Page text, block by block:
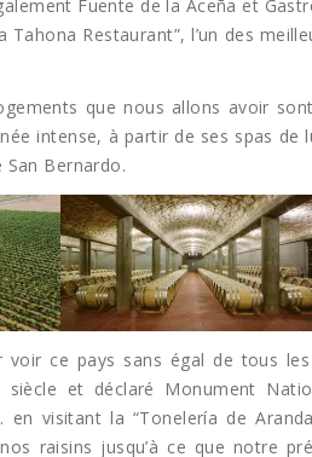
Fuente de la Aceña et
Restaurant”, l’un des
que nous allons avoir
intense, à partir de ses spas de
Bernardo.
voir ce pays sans égal de tous
et déclaré Monument
visitant la “Tonelería de
raisins jusqu’à ce que notre